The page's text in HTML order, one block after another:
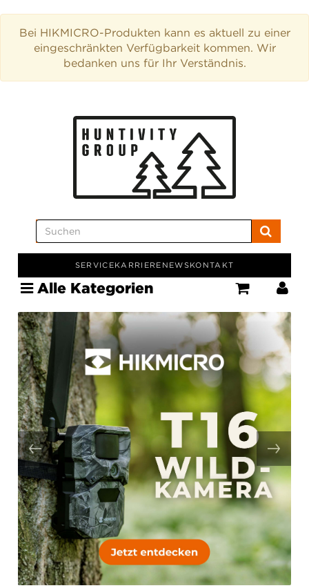
Bei HIKMICRO-Produkten kann es aktuell zu einer
eingeschränkten Verfügbarkeit kommen. Wir
bedanken uns für Ihr Verständnis.
SERVICEKARRIERE NEWSKONTAKT
Alle Kategorien